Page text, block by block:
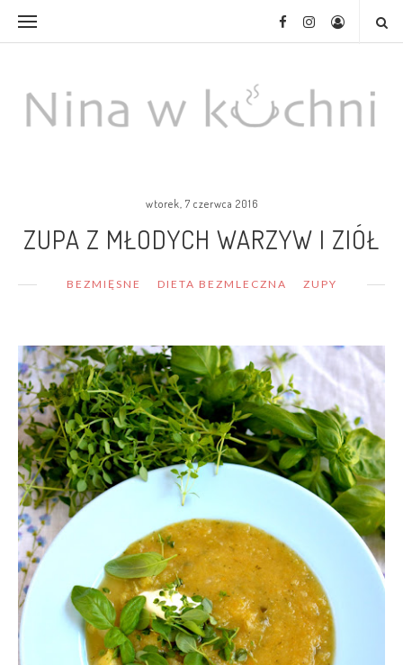
wtorek, 7 czerwca 2016
ZUPA Z MŁODYCH WARZYW I ZIÓŁ
BEZMIĘSNE DIETA BEZMLECZNA ZUPY